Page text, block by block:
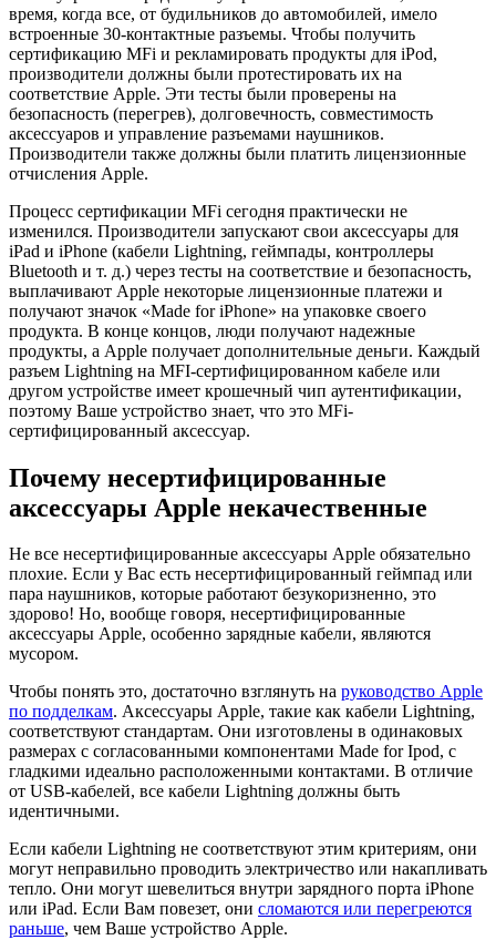
время, когда все, от будильников до автомобилей, имело
встроенные 30-контактные разъемы. Чтобы получить
сертификацию MFi и рекламировать продукты для iPod,
производители должны были протестировать их на
соответствие Apple. Эти тесты были проверены на
безопасность (перегрев), долговечность, совместимость
аксессуаров и управление разъемами наушников.
Производители также должны были платить лицензионные
отчисления Apple.
Процесс сертификации MFi сегодня практически не
изменился. Производители запускают свои аксессуары для
iPad и iPhone (кабели Lightning, геймпады, контроллеры
Bluetooth и т. д.) через тесты на соответствие и безопасность,
выплачивают Apple некоторые лицензионные платежи и
получают значок «Made for iPhone» на упаковке своего
продукта. В конце концов, люди получают надежные
продукты, а Apple получает дополнительные деньги. Каждый
разъем Lightning на MFI-сертифицированном кабеле или
другом устройстве имеет крошечный чип аутентификации,
поэтому Ваше устройство знает, что это MFi-
сертифицированный аксессуар.
Почему несертифицированные
аксессуары Apple некачественные
Не все несертифицированные аксессуары Apple обязательно
плохие. Если у Вас есть несертифицированный геймпад или
пара наушников, которые работают безукоризненно, это
здорово! Но, вообще говоря, несертифицированные
аксессуары Apple, особенно зарядные кабели, являются
мусором.
Чтобы понять это, достаточно взглянуть на руководство Apple
по подделкам. Аксессуары Apple, такие как кабели Lightning,
соответствуют стандартам. Они изготовлены в одинаковых
размерах с согласованными компонентами Made for Ipod, с
гладкими идеально расположенными контактами. В отличие
от USB-кабелей, все кабели Lightning должны быть
идентичными.
Если кабели Lightning не соответствуют этим критериям, они
могут неправильно проводить электричество или накапливать
тепло. Они могут шевелиться внутри зарядного порта iPhone
или iPad. Если Вам повезет, они сломаются или перегреются
раньше, чем Ваше устройство Apple.